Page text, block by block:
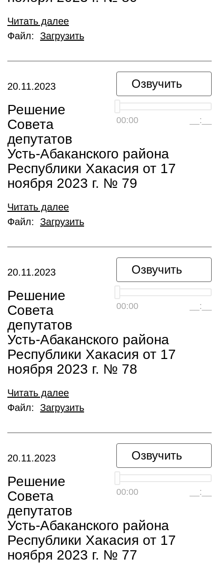
Читать далее
Файл: Загрузить
Озвучить
00:00 __:__
20.11.2023
Решение
Совета
депутатов
Усть-Абаканского района
Республики Хакасия от 17
ноября 2023 г. № 79
Читать далее
Файл: Загрузить
Озвучить
00:00 __:__
20.11.2023
Решение
Совета
депутатов
Усть-Абаканского района
Республики Хакасия от 17
ноября 2023 г. № 78
Читать далее
Файл: Загрузить
Озвучить
00:00 __:__
20.11.2023
Решение
Совета
депутатов
Усть-Абаканского района
Республики Хакасия от 17
ноября 2023 г. № 77